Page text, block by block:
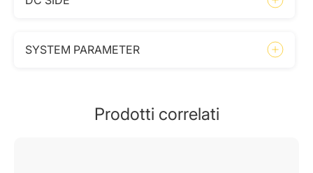
SYSTEM PARAMETER
Prodotti correlati